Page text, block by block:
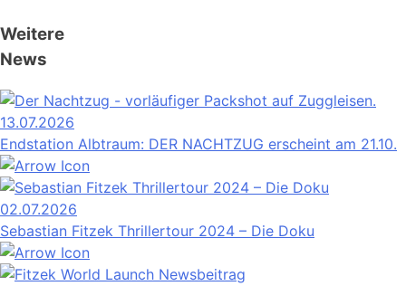
Weitere
News
13.07.2026
Endstation Albtraum: DER NACHTZUG erscheint am 21.10.
02.07.2026
Sebastian Fitzek Thrillertour 2024 – Die Doku